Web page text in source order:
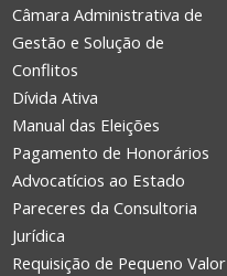
Câmara Administrativa de
Gestão e Solução de
Conflitos
Dívida Ativa
Manual das Eleições
Pagamento de Honorários
Advocatícios ao Estado
Pareceres da Consultoria
Jurídica
Requisição de Pequeno Valor